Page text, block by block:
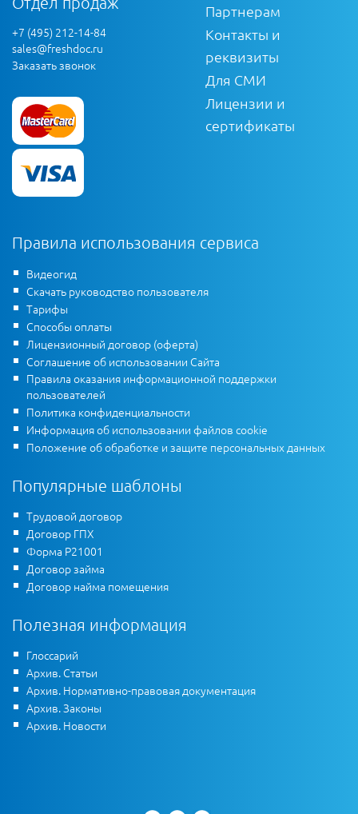
+7 (495) 212-14-84
sales@freshdoc.ru
Заказать звонок
Партнерам
Контакты и
реквизиты
Для СМИ
Лицензии и
сертификаты
Правила использования сервиса
Видеогид
Скачать руководство пользователя
Тарифы
Способы оплаты
Лицензионный договор (оферта)
Соглашение об использовании Сайта
Правила оказания информационной поддержки
пользователей
Политика конфиденциальности
Информация об использовании файлов cookie
Положение об обработке и защите персональных данных
Популярные шаблоны
Трудовой договор
Договор ГПХ
Форма Р21001
Договор займа
Договор найма помещения
Полезная информация
Глоссарий
Архив. Статьи
Архив. Нормативно-правовая документация
Архив. Законы
Архив. Новости